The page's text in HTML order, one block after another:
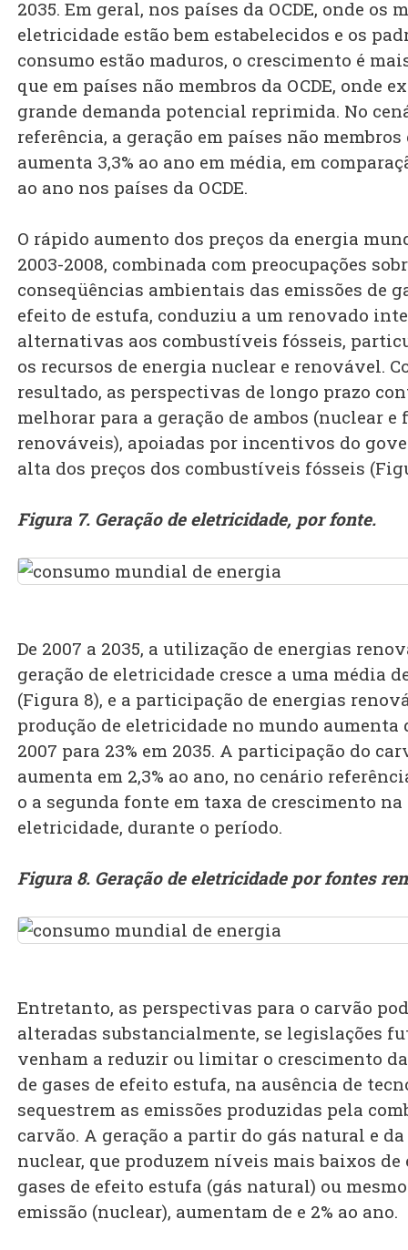
2035. Em geral, nos países da OCDE, onde os
eletricidade estão bem estabelecidos e os
consumo estão maduros, o crescimento é
que em países não membros da OCDE, onde
grande demanda potencial reprimida. No
referência, a geração em países não membros
aumenta 3,3% ao ano em média, em
ao ano nos países da OCDE.
O rápido aumento dos preços da energia
2003-2008, combinada com preocupações
conseqüências ambientais das emissões de
efeito de estufa, conduziu a um renovado
alternativas aos combustíveis fósseis,
os recursos de energia nuclear e renovável.
resultado, as perspectivas de longo prazo
melhorar para a geração de ambos (nuclear e
renováveis), apoiadas por incentivos do
alta dos preços dos combustíveis fósseis
Figura 7. Geração de eletricidade, por fonte.
De 2007 a 2035, a utilização de energias
geração de eletricidade cresce a uma média
(Figura 8), e a participação de energias
produção de eletricidade no mundo aumenta
2007 para 23% em 2035. A participação do
aumenta em 2,3% ao ano, no cenário
o a segunda fonte em taxa de crescimento na
eletricidade, durante o período.
Figura 8. Geração de eletricidade por fontes
Entretanto, as perspectivas para o carvão
alteradas substancialmente, se legislações
venham a reduzir ou limitar o crescimento
de gases de efeito estufa, na ausência de
sequestrem as emissões produzidas pela
carvão. A geração a partir do gás natural e
nuclear, que produzem níveis mais baixos de
gases de efeito estufa (gás natural) ou
emissão (nuclear), aumentam de e 2% ao ano.